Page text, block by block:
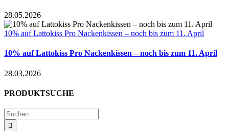
28.05.2026
10% auf Lattokiss Pro Nackenkissen – noch bis zum 11. April
10% auf Lattokiss Pro Nackenkissen – noch bis zum 11. April
28.03.2026
PRODUKTSUCHE
Suche
nach: